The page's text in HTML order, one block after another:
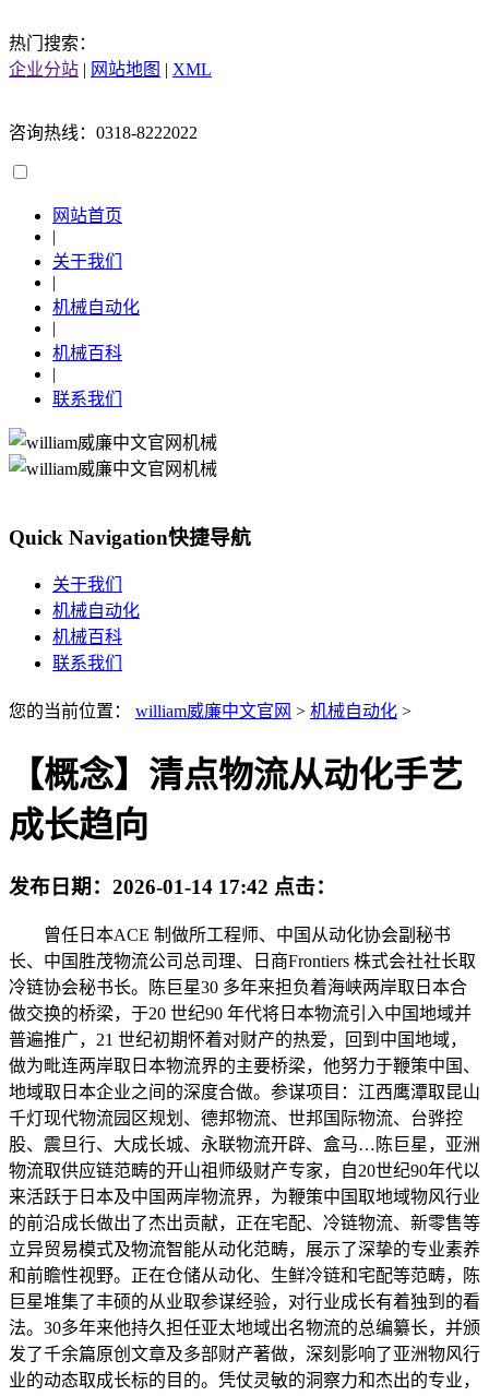
热门搜索：
企业分站 | 网站地图 | XML
咨询热线：0318-8222022
网站首页
|
关于我们
|
机械自动化
|
机械百科
|
联系我们
Quick Navigation快捷导航
关于我们
机械自动化
机械百科
联系我们
您的当前位置： william威廉中文官网 > 机械自动化 >
【概念】清点物流从动化手艺
成长趋向
发布日期： 2026-01-14 17:42 点击：
曾任日本ACE 制做所工程师、中国从动化协会副秘书
长、中国胜茂物流公司总司理、日商Frontiers 株式会社社长取
冷链协会秘书长。陈巨星30 多年来担负着海峡两岸取日本合
做交换的桥梁，于20 世纪90 年代将日本物流引入中国地域并
普遍推广，21 世纪初期怀着对财产的热爱，回到中国地域，
做为毗连两岸取日本物流界的主要桥梁，他努力于鞭策中国、
地域取日本企业之间的深度合做。参谋项目：江西鹰潭取昆山
千灯现代物流园区规划、德邦物流、世邦国际物流、台骅控
股、震旦行、大成长城、永联物流开辟、盒马…陈巨星，亚洲
物流取供应链范畴的开山祖师级财产专家，自20世纪90年代以
来活跃于日本及中国两岸物流界，为鞭策中国取地域物风行业
的前沿成长做出了杰出贡献，正在宅配、冷链物流、新零售等
立异贸易模式及物流智能从动化范畴，展示了深挚的专业素养
和前瞻性视野。正在仓储从动化、生鲜冷链和宅配等范畴，陈
巨星堆集了丰硕的从业取参谋经验，对行业成长有着独到的看
法。30多年来他持久担任亚太地域出名物流的总编纂长，并颁
发了千余篇原创文章及多部财产著做，深刻影响了亚洲物风行
业的动态取成长标的目的。凭仗灵敏的洞察力和杰出的专业，